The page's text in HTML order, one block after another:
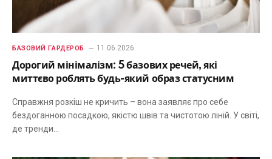
БАЗОВИЙ ГАРДЕРОБ 11.06.2026
Дорогий мінімалізм: 5 базових речей, які
миттєво роблять будь-який образ статусним
Справжня розкіш не кричить – вона заявляє про себе
бездоганною посадкою, якістю швів та чистотою ліній. У світі,
де тренди…